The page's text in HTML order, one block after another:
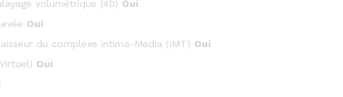
volumétrique (4D) Oui
Oui
du complexe intima-Media (IMT) Oui
Oui